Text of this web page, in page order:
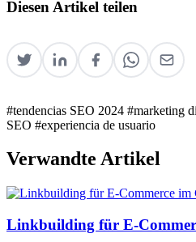
Diesen Artikel teilen
#tendencias SEO 2024 #marketing
SEO #experiencia de usuario
Verwandte Artikel
Linkbuilding für E-